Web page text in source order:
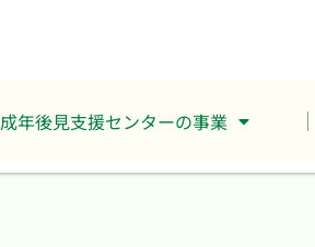
成年後見支援センターの事業